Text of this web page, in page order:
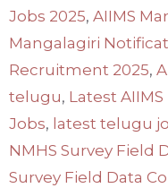
Jobs 2025, AIIMS
Mangalagiri
Recruitment 2025,
telugu, Latest
Jobs, latest telugu
NMHS Survey Field
Survey Field Data